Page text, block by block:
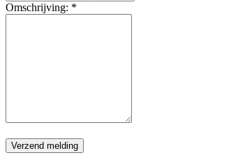
Omschrijving: *